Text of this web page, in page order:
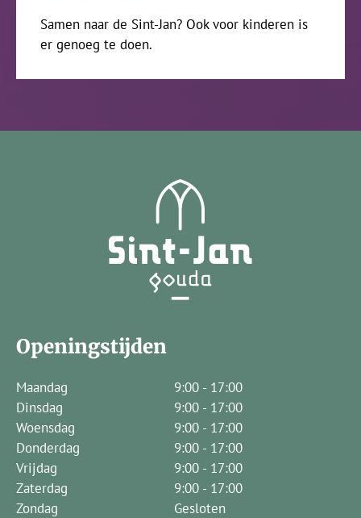
Samen naar de Sint-Jan? Ook voor kinderen is
er genoeg te doen.
Openingstijden
Maandag
9:00 - 17:00
Dinsdag
9:00 - 17:00
Woensdag
9:00 - 17:00
Donderdag
9:00 - 17:00
Vrijdag
9:00 - 17:00
Zaterdag
9:00 - 17:00
Zondag
Gesloten